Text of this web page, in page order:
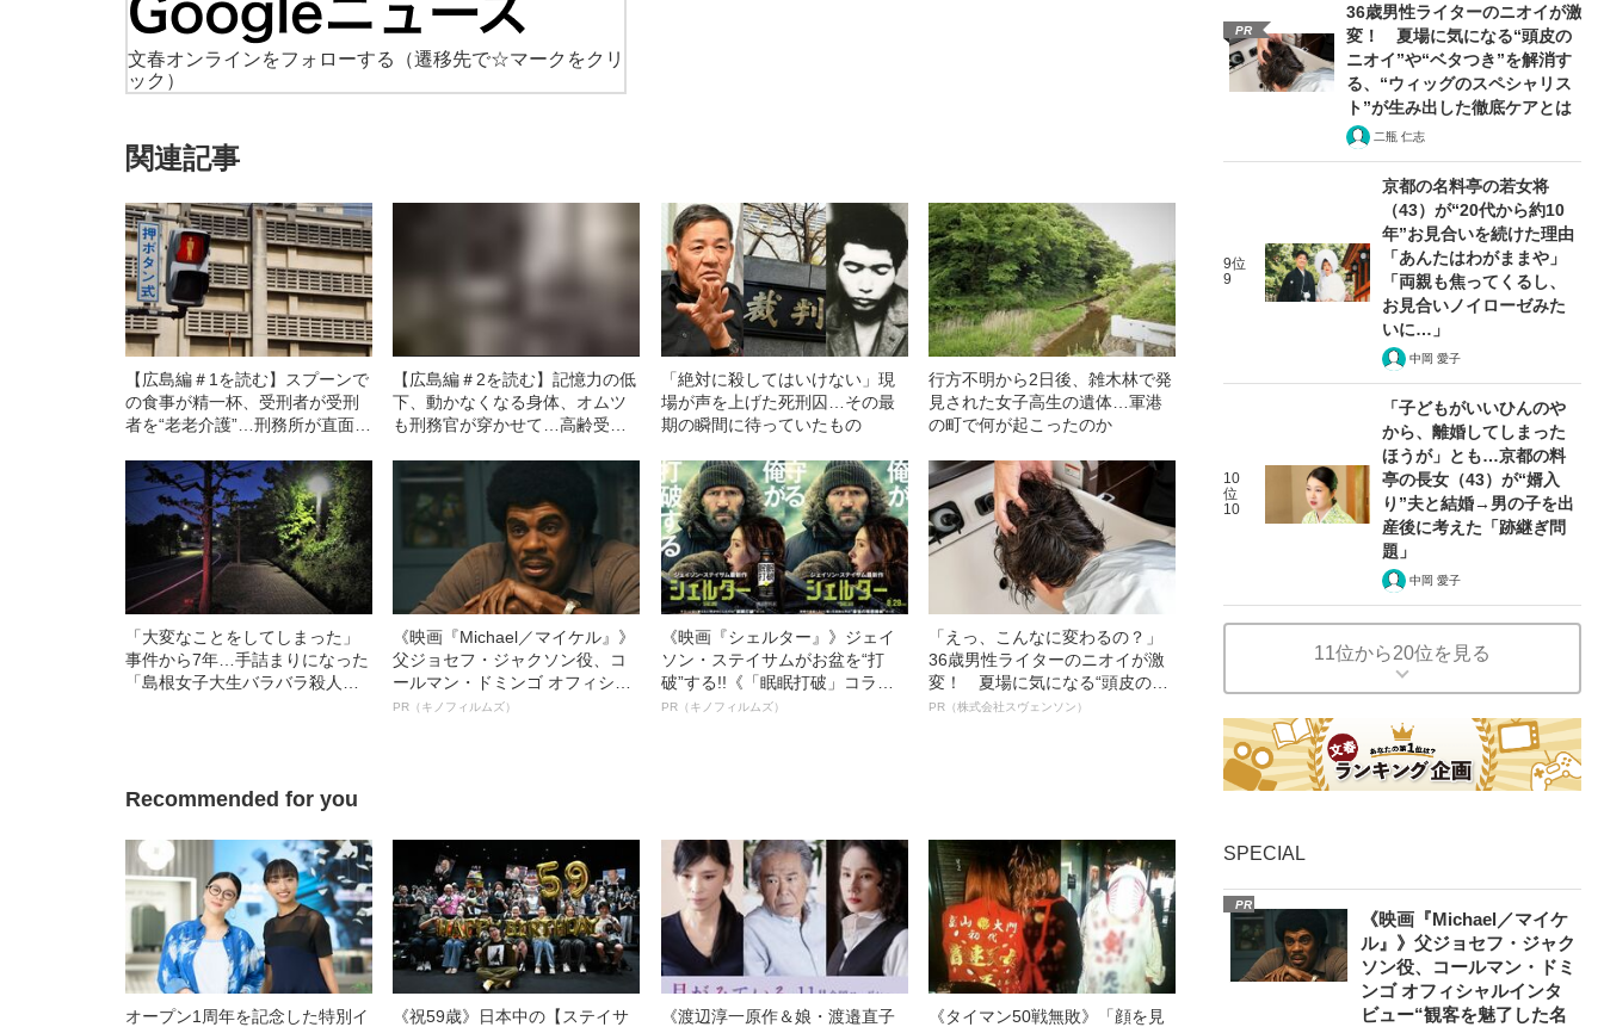
文春オンラインをフォローする
（遷移先で☆マークをクリ
ック）
関連記事
【広島編＃1を読む】スプーンで
の食事が精一杯、受刑者が受刑
者を“老老介護”…刑務所が直面す
【広島編＃2を読む】記憶力の低
下、動かなくなる身体、オムツ
も刑務官が穿かせて…高齢受刑
「絶対に殺してはいけない」現
場が声を上げた死刑囚…その最
期の瞬間に待っていたもの
行方不明から2日後、雑木林で発
見された女子高生の遺体…軍港
の町で何が起こったのか
「大変なことをしてしまった」
事件から7年…手詰まりになった
「島根女子大生バラバラ殺人事
《映画『Michael／マイケル』》
父ジョセフ・ジャクソン役、コ
ールマン・ドミンゴ オフィシャ
ルインタビュー“観客を魅了した
PR（キノフィルムズ）
《映画『シェルター』》ジェイ
ソン・ステイサムがお盆を“打
破”する!!《「眠眠打破」コラ
ボ》
PR（キノフィルムズ）
「えっ、こんなに変わるの？」
36歳男性ライターのニオイが激
変！ 夏場に気になる“頭皮のニ
オイ”や“ベタつき”を解消す
PR（株式会社スヴェンソン）
Recommended for you
オープン1周年を記念した特別イ
《祝59歳》日本中の【ステイサ
《渡辺淳一原作＆娘・渡邉直子
《タイマン50戦無敗》「顔を見
PR
36歳男性ライターのニオイが激
変！ 夏場に気になる“頭皮の
ニオイ”や“ベタつき”を解消す
る、“ウィッグのスペシャリス
ト”が生み出した徹底ケアとは
二瓶 仁志
9位
9
京都の名料亭の若女将
（43）が“20代から約10
年”お見合いを続けた理由
「あんたはわがままや」
「両親も焦ってくるし、
お見合いノイローゼみた
いに…」
中岡 愛子
10
位
10
「子どもがいいひんのや
から、離婚してしまった
ほうが」とも…京都の料
亭の長女（43）が“婿入
り”夫と結婚→男の子を出
産後に考えた「跡継ぎ問
題」
中岡 愛子
11位から20位を見る
SPECIAL
PR
《映画『Michael／マイケ
ル』》父ジョセフ・ジャク
ソン役、コールマン・ドミ
ンゴ オフィシャルインタ
ビュー“観客を魅了した名